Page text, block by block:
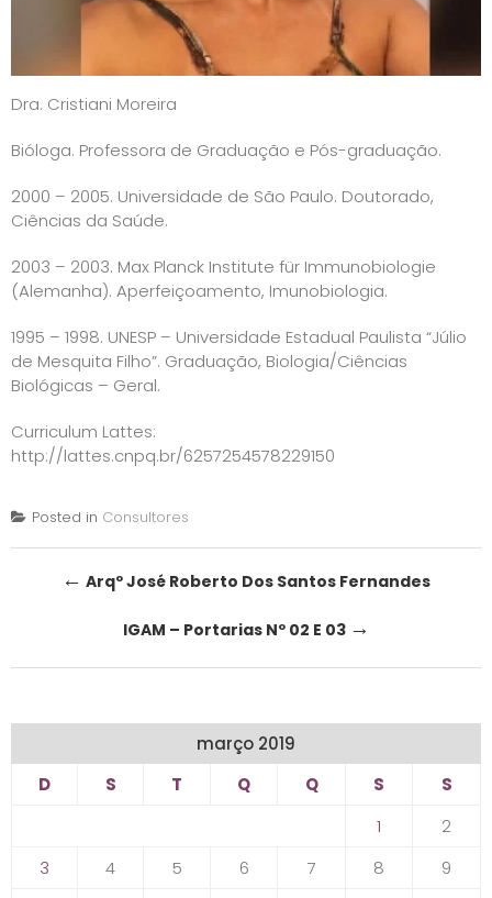
Dra. Cristiani Moreira
Bióloga. Professora de Graduação e Pós-graduação.
2000 – 2005. Universidade de São Paulo. Doutorado,
Ciências da Saúde.
2003 – 2003. Max Planck Institute für Immunobiologie
(Alemanha). Aperfeiçoamento, Imunobiologia.
1995 – 1998. UNESP – Universidade Estadual Paulista “Júlio
de Mesquita Filho”. Graduação, Biologia/Ciências
Biológicas – Geral.
Curriculum Lattes:
http://lattes.cnpq.br/6257254578229150
Posted in Consultores
Post
navigation
← Arqº José Roberto Dos Santos Fernandes
IGAM – Portarias Nº 02 E 03 →
março 2019
D
S T Q Q S
S
1
2
3
4 5 6 7 8 9